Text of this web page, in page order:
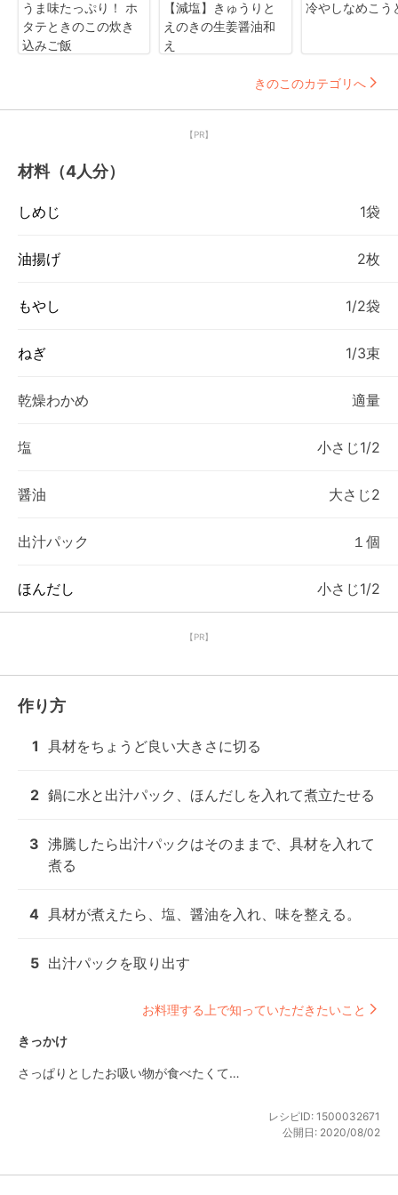
うま味たっぷり！ ホ
タテときのこの炊き
込みご飯
【減塩】きゅうりと
えのきの生姜醤油和
え
冷やしなめこう
きのこのカテゴリへ
【PR】
材料（4人分）
しめじ 1袋
油揚げ 2枚
もやし 1/2袋
ねぎ 1/3束
乾燥わかめ 適量
塩 小さじ1/2
醤油 大さじ2
出汁パック １個
ほんだし 小さじ1/2
【PR】
作り方
1 具材をちょうど良い大きさに切る
2 鍋に水と出汁パック、ほんだしを入れて煮立たせる
3 沸騰したら出汁パックはそのままで、具材を入れて
煮る
4 具材が煮えたら、塩、醤油を入れ、味を整える。
5 出汁パックを取り出す
お料理する上で知っていただきたいこと
きっかけ
さっぱりとしたお吸い物が食べたくて…
レシピID: 1500032671
公開日: 2020/08/02